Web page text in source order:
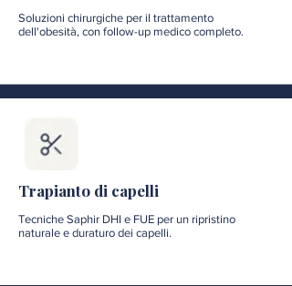
Soluzioni chirurgiche per il trattamento
dell'obesità, con follow-up medico completo.
Trapianto di capelli
Tecniche Saphir DHI e FUE per un ripristino
naturale e duraturo dei capelli.